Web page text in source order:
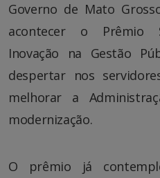
Governo de Mato
acontecer o Prêmio
Inovação na Gestão
despertar nos
melhorar a
modernização.
O prêmio já